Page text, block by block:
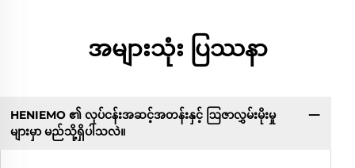
အများသုံး ပြဿနာ
HENIEMO ၏ လုပ်ငန်းအဆင့်အတန်းနှင့် ဩဇာလွှမ်းမိုးမှု
များမှာ မည်သို့ရှိပါသလဲ။